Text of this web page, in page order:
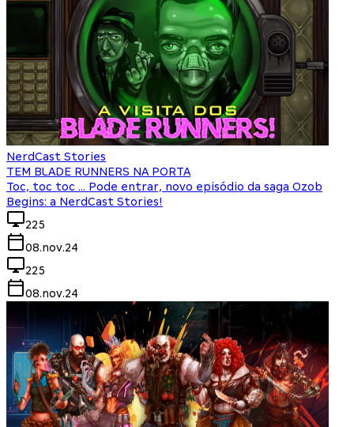
NerdCast Stories
TEM BLADE RUNNERS NA PORTA
Toc, toc toc ... Pode entrar, novo episódio da saga Ozob
Begins: a NerdCast Stories!
225
08.nov.24
225
08.nov.24